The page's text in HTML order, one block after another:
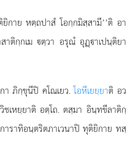
ยิกาย หตฺถปาสํ โอกฺกมิสฺสามี’’ติ อา
ติกฺกเม ตฺวา อรุณํ อุฏฺาเปนฺติยา
า ภิกฺขุนีปิ คโณเยว.โอหีเยยฺยาติ อว
เหยฺยาติ อตฺโถ. ตสฺมา อินฺทขีลาติกฺ
ราทิอนฺตริตภาเวนาปิ ทุติยิกาย ทสฺ